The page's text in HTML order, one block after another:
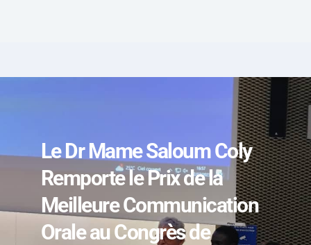
Le Dr Mame Saloum Coly
Remporte le Prix de la
Meilleure Communication
Orale au Congrès de